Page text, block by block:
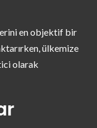
en objektif bir
ülkemize
olarak